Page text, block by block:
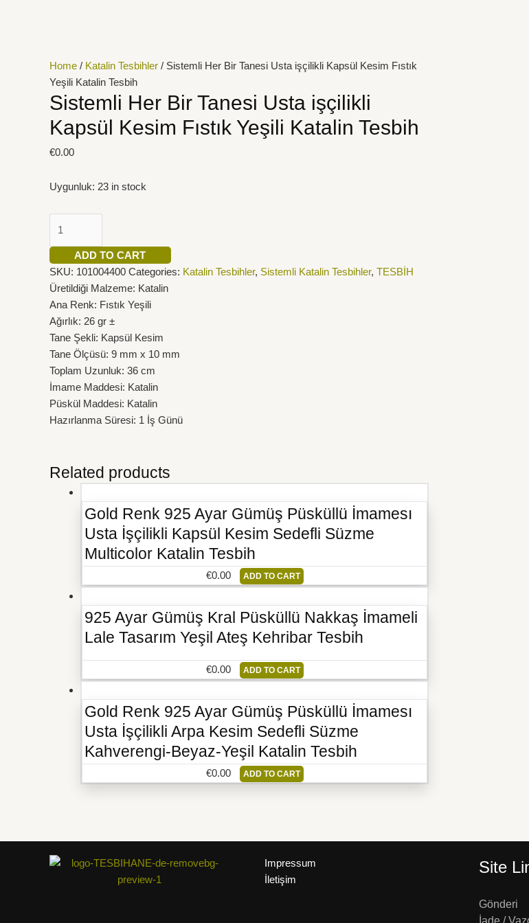
Home / Katalin Tesbihler / Sistemli Her Bir Tanesi Usta işçilikli Kapsül Kesim Fıstık
Yeşili Katalin Tesbih
Sistemli Her Bir Tanesi Usta işçilikli
Kapsül Kesim Fıstık Yeşili Katalin Tesbih
€0.00
Uygunluk: 23 in stock
Usta
işçilikli
Kapsül
Kesim
Yeşili
Tesbih
ADD TO CART
SKU: 101004400 Categories: Katalin Tesbihler, Sistemli Katalin Tesbihler, TESBİH
Üretildiği Malzeme: Katalin
Ana Renk: Fıstık Yeşili
Ağırlık: 26 gr ±
Tane Şekli: Kapsül Kesim
Tane Ölçüsü: 9 mm x 10 mm
Toplam Uzunluk: 36 cm
İmame Maddesi: Katalin
Püskül Maddesi: Katalin
Hazırlanma Süresi: 1 İş Günü
Related products
Gold Renk 925 Ayar Gümüş Püsküllü İmamesı
Usta İşçilikli Kapsül Kesim Sedefli Süzme
Multicolor Katalin Tesbih
€0.00 ADD TO CART
925 Ayar Gümüş Kral Püsküllü Nakkaş İmameli
Lale Tasarım Yeşil Ateş Kehribar Tesbih
€0.00 ADD TO CART
Gold Renk 925 Ayar Gümüş Püsküllü İmamesı
Usta İşçilikli Arpa Kesim Sedefli Süzme
Kahverengi-Beyaz-Yeşil Katalin Tesbih
€0.00 ADD TO CART
Impressum
İletişim
Site
Gönderi